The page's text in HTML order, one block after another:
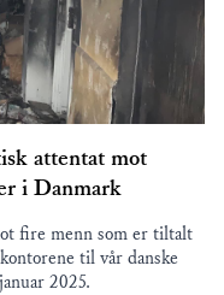
attentat mot
i Danmark
fire menn som er tiltalt
til vår danske
2025.